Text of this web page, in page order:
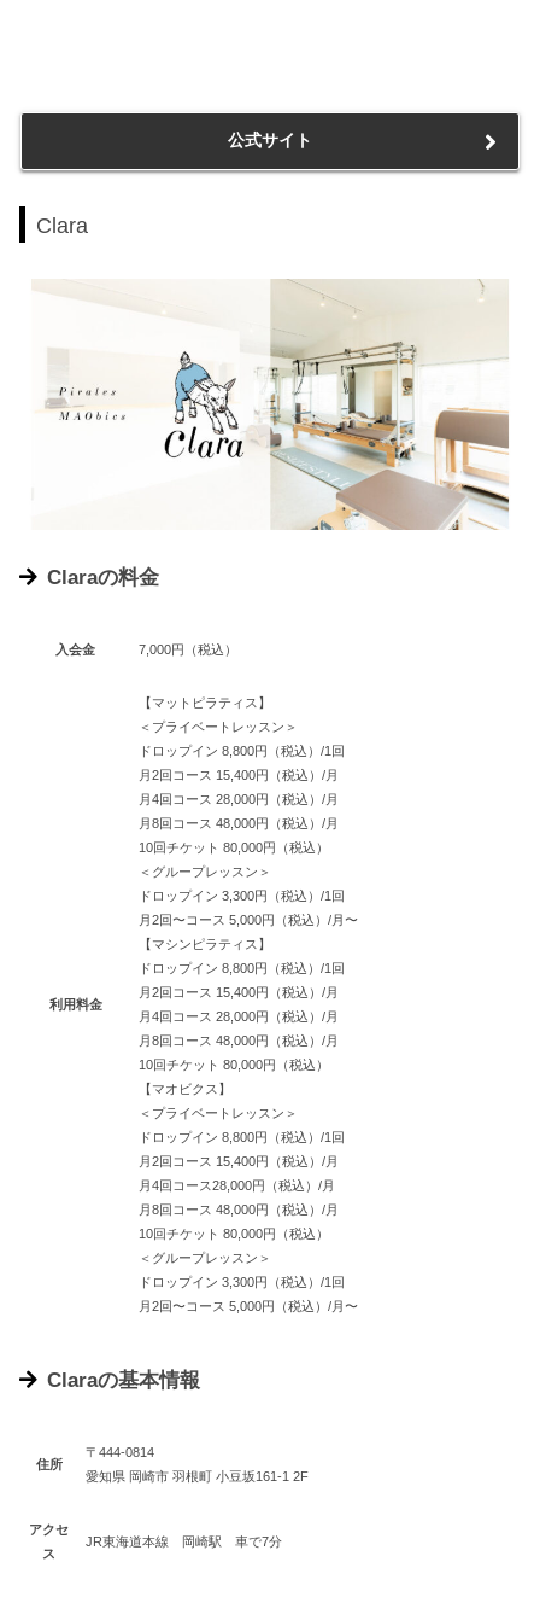
公式サイト
Clara
Claraの料金
入会金 7,000円（税込）
利用料金
【マットピラティス】
＜プライベートレッスン＞
ドロップイン 8,800円（税込）/1回
月2回コース 15,400円（税込）/月
月4回コース 28,000円（税込）/月
月8回コース 48,000円（税込）/月
10回チケット 80,000円（税込）
＜グループレッスン＞
ドロップイン 3,300円（税込）/1回
月2回〜コース 5,000円（税込）/月〜
【マシンピラティス】
ドロップイン 8,800円（税込）/1回
月2回コース 15,400円（税込）/月
月4回コース 28,000円（税込）/月
月8回コース 48,000円（税込）/月
10回チケット 80,000円（税込）
【マオビクス】
＜プライベートレッスン＞
ドロップイン 8,800円（税込）/1回
月2回コース 15,400円（税込）/月
月4回コース28,000円（税込）/月
月8回コース 48,000円（税込）/月
10回チケット 80,000円（税込）
＜グループレッスン＞
ドロップイン 3,300円（税込）/1回
月2回〜コース 5,000円（税込）/月〜
Claraの基本情報
住所
〒444-0814
愛知県 岡崎市 羽根町 小豆坂161-1 2F
アクセ
ス
JR東海道本線 岡崎駅 車で7分